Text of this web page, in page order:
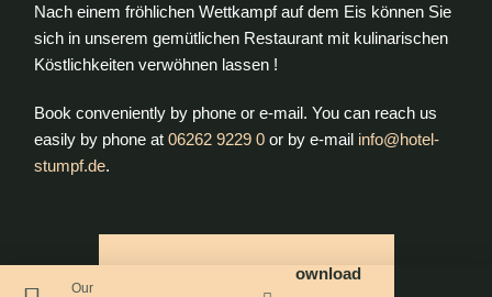
Nach einem fröhlichen Wettkampf auf dem Eis können Sie
sich in unserem gemütlichen Restaurant mit kulinarischen
Köstlichkeiten verwöhnen lassen !
Book conveniently by phone or e-mail. You can reach us
easily by phone at06262 9229 0 or by e-mail info@hotel-
stumpf.de.
Eisstockbahn Flyer Download
Our